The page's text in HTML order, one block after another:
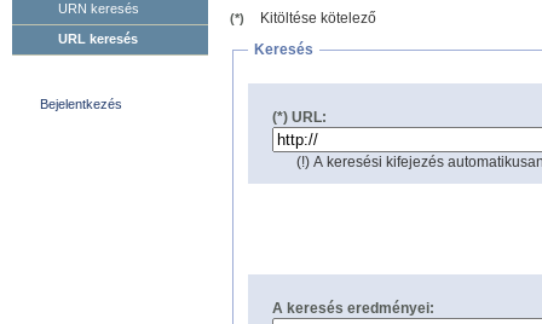
URN keresés
URL keresés
Bejelentkezés
(*)
Kitöltése kötelező
Keresés
(*) URL:
(!) A keresési kifejezés
A keresés eredményei: